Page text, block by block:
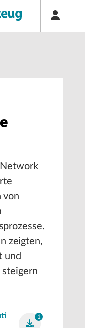
von
zeigten,
und
steigern
1